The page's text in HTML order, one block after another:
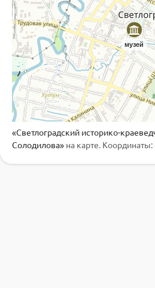
музей
«Светлоградский историко-
Солодилова» на карте.